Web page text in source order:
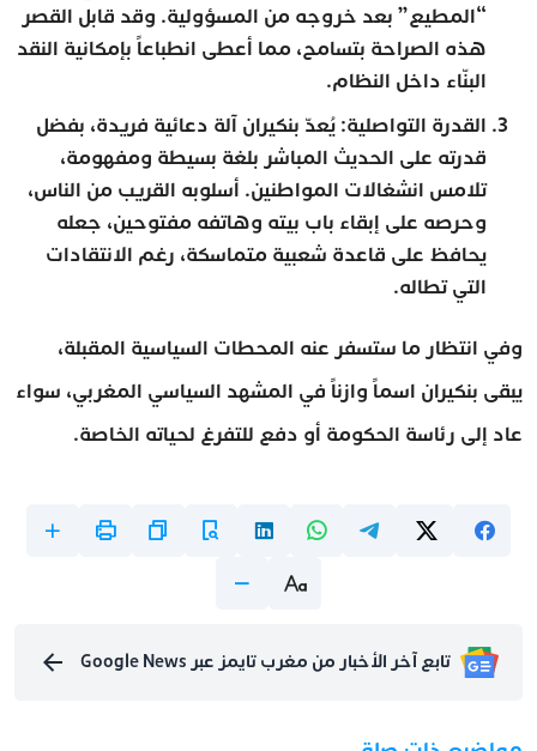
“المطيع” بعد خروجه من المسؤولية. وقد قابل القصر
هذه الصراحة بتسامح، مما أعطى انطباعاً بإمكانية النقد
البنّاء داخل النظام.
القدرة التواصلية: يُعدّ بنكيران آلة دعائية فريدة، بفضل
قدرته على الحديث المباشر بلغة بسيطة ومفهومة،
تلامس انشغالات المواطنين. أسلوبه القريب من الناس،
وحرصه على إبقاء باب بيته وهاتفه مفتوحين، جعله
يحافظ على قاعدة شعبية متماسكة، رغم الانتقادات
التي تطاله.
وفي انتظار ما ستسفر عنه المحطات السياسية المقبلة،
يبقى بنكيران اسماً وازناً في المشهد السياسي المغربي، سواء
عاد إلى رئاسة الحكومة أو دفع للتفرغ لحياته الخاصة.
تابع آخر الأخبار من مغرب تايمز عبر Google News